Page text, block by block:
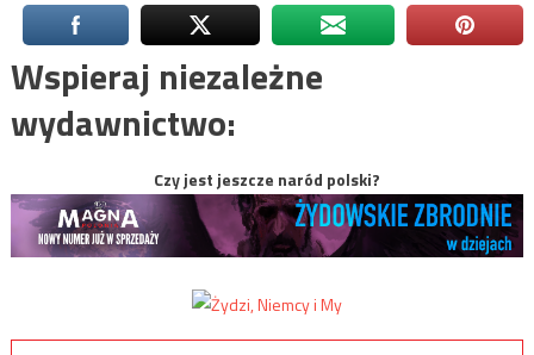
Wspieraj niezależne
wydawnictwo:
Czy jest jeszcze naród polski?